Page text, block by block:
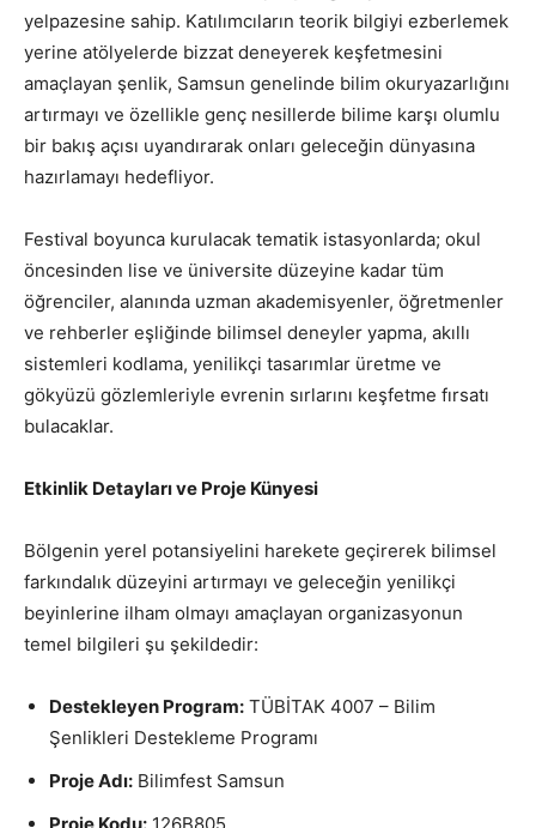
yelpazesine sahip. Katılımcıların teorik bilgiyi ezberlemek
yerine atölyelerde bizzat deneyerek keşfetmesini
amaçlayan şenlik, Samsun genelinde bilim okuryazarlığını
artırmayı ve özellikle genç nesillerde bilime karşı olumlu
bir bakış açısı uyandırarak onları geleceğin dünyasına
hazırlamayı hedefliyor.
Festival boyunca kurulacak tematik istasyonlarda; okul
öncesinden lise ve üniversite düzeyine kadar tüm
öğrenciler, alanında uzman akademisyenler, öğretmenler
ve rehberler eşliğinde bilimsel deneyler yapma, akıllı
sistemleri kodlama, yenilikçi tasarımlar üretme ve
gökyüzü gözlemleriyle evrenin sırlarını keşfetme fırsatı
bulacaklar.
Etkinlik Detayları ve Proje Künyesi
Bölgenin yerel potansiyelini harekete geçirerek bilimsel
farkındalık düzeyini artırmayı ve geleceğin yenilikçi
beyinlerine ilham olmayı amaçlayan organizasyonun
temel bilgileri şu şekildedir:
Destekleyen Program: TÜBİTAK 4007 – Bilim
Şenlikleri Destekleme Programı
Proje Adı: Bilimfest Samsun